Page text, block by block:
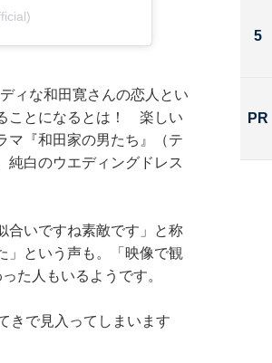
ィな和田寛さんの恋人とい
ことになるとは！ 楽しい
『和田家の男たち』（テ
純白のウエディングドレス
合いですね素敵です」と称
」という声も。「映像で観
た人もいるようです。
きで見入ってしまいます
5
PR